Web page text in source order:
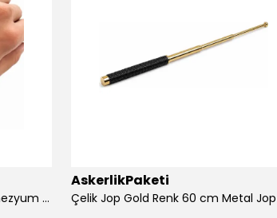
Siyah Renk Bıçaklı Pusulalı Magnezyum Çubuklu Düdüklü Paracord Bileklik
AskerlikPaketi
Çelik Jop Gold Renk 60 cm Metal Jop